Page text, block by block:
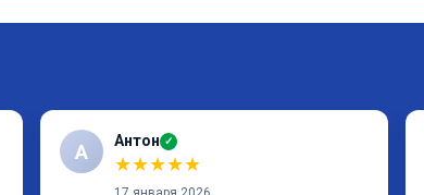
А Антон ✓
★★★★★